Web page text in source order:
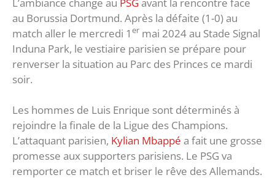
au Borussia Dortmund. Après la défaite (1-0) au
match aller le mercredi 1 er mai 2024 au Stade Signal
Induna Park, le vestiaire parisien se prépare pour
renverser la situation au Parc des Princes ce mardi
soir.
Les hommes de Luis Enrique sont déterminés à
rejoindre la finale de la Ligue des Champions.
L’attaquant parisien, Kylian Mbappé a fait une grosse
promesse aux supporters parisiens. Le PSG va
remporter ce match et briser le rêve des Allemands.